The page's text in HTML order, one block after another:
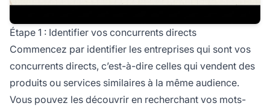
Étape 1 : Identifier vos concurrents directs
Commencez par identifier les entreprises qui sont vos
concurrents directs, c’est-à-dire celles qui vendent des
produits ou services similaires à la même audience.
Vous pouvez les découvrir en recherchant vos mots-